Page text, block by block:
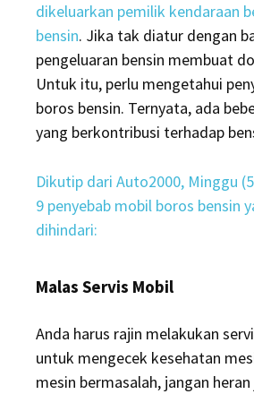
dikeluarkan pemilik kendaraan
bensin. Jika tak diatur dengan
pengeluaran bensin membuat
Untuk itu, perlu mengetahui
boros bensin. Ternyata, ada
yang berkontribusi terhadap
Dikutip dari Auto2000, Minggu
9 penyebab mobil boros bensin
dihindari:
Malas Servis Mobil
Anda harus rajin melakukan
untuk mengecek kesehatan
mesin bermasalah, jangan